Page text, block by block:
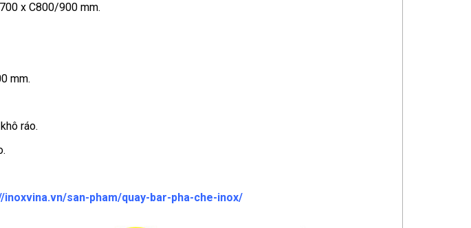
x C800/900 mm.
mm.
ráo.
inoxvina.vn/san-pham/quay-bar-pha-che-inox/